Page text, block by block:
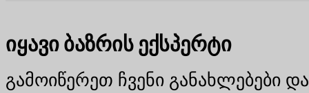
იყავი ბაზრის ექსპერტი
გამოიწერეთ ჩვენი განახლებები